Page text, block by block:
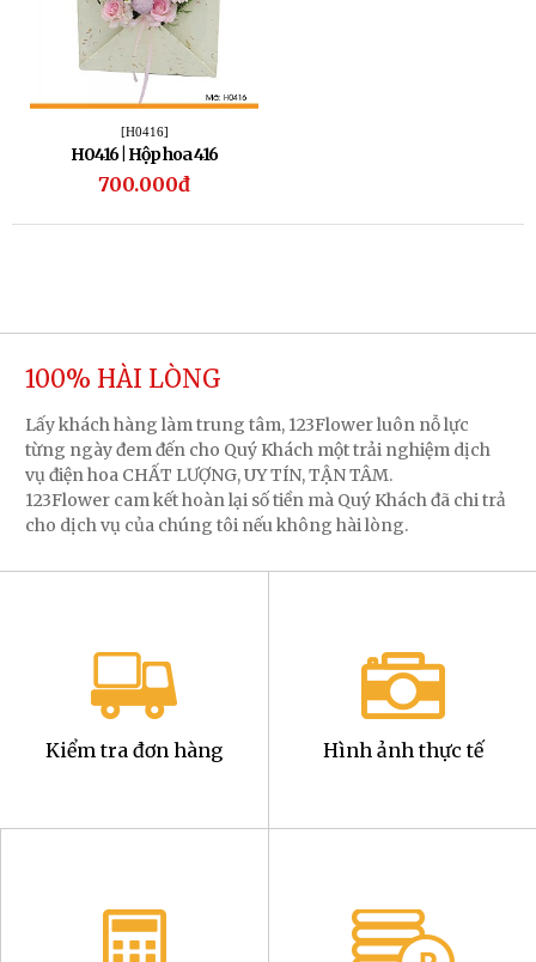
[H0416]
H0416 | Hộp hoa 416
700.000đ
100% HÀI LÒNG
Lấy khách hàng làm trung tâm, 123Flower luôn nỗ lực
từng ngày đem đến cho Quý Khách một trải nghiệm dịch
vụ điện hoa CHẤT LƯỢNG, UY TÍN, TẬN TÂM.
123Flower cam kết hoàn lại số tiền mà Quý Khách đã chi trả
cho dịch vụ của chúng tôi nếu không hài lòng.
Kiểm tra đơn hàng Hình ảnh thực tế